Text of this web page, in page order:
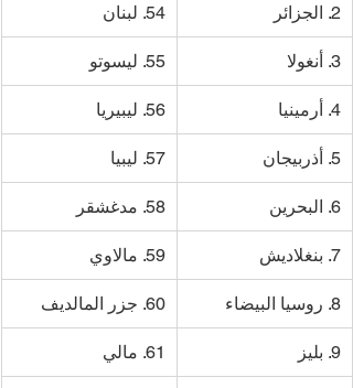
2. الجزائر 54. لبنان
3. أنغولا 55. ليسوتو
4. أرمينيا 56. ليبيريا
5. أذربيجان 57. ليبيا
6. البحرين 58. مدغشقر
7. بنغلاديش 59. مالاوي
8. روسيا البيضاء 60. جزر المالديف
9. بليز 61. مالي